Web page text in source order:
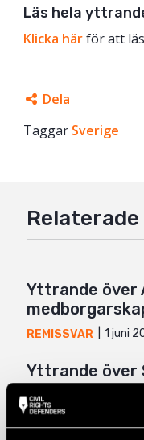
Läs hela
Klicka härför att
Dela
Facebook
Mail
Taggar Sverige
Yttrande över
REMISSVAR 1 juni
Yttrande
deltagande i
kriminella
2026:13)